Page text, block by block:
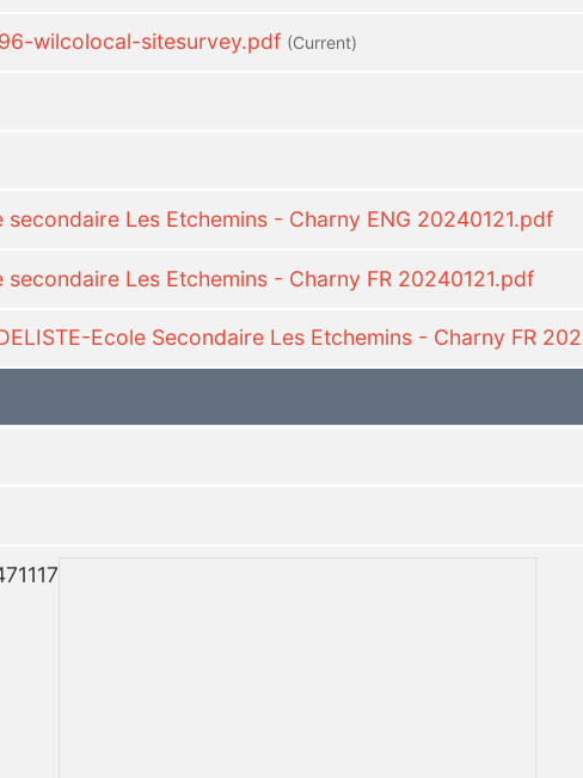
wilcolocal-sitesurvey.pdf (current)
Les Etchemins - Charny ENG 20240121.pdf
Les Etchemins - Charny FR 20240121.pdf
Ecole Secondaire Les Etchemins - Charny FR